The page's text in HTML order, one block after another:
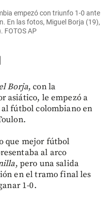
empezó con triunfo 1-0 ante
En las fotos, Miguel Borja (19),
FOTOS AP
Borja, con la
asiático, le empezó a
fútbol colombiano en
que mejor fútbol
al arco
, pero una salida
en el tramo final les
1-0.